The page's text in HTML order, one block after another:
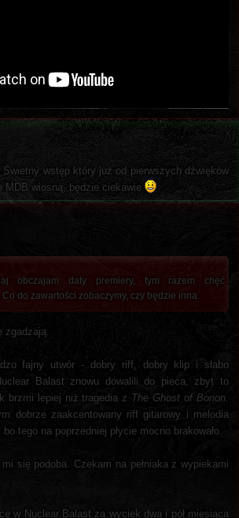
Świetny wstęp który już od pierwszych dźwięków
MDB wiosną, będzie ciekawie
obczajam daty premiery, tym razem chęć
do zawartości zobaczymy, czy będzie inna.
zgadzają.
fajny utwór - dobry riff, dobry klip i słabo
Balast znowu dowalili do pieca, zbyt to
brzmi lepiej niż tragedia z The Ghost of Borion
dobrze zaakcentowany riff gitarowy i melodia
tego na poprzedniej płycie mocno brakowało.
się podoba. Czekam na pełniaka z wypiekami
w Nuclear Balast za wyciek dwa i pół miesiąca